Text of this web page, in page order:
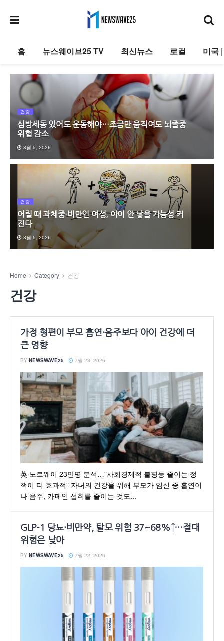
홈 뉴스웨이브25 TV 최신뉴스 로컬 미국
건강
심방세동 있어도 운동해야…조금만 움직여도 뇌졸중
위험 감소
8월 5, 2026
건강
어릴 때 과체중·비만인 여성, 아이 안 낳을 가능성 커
진다
8월 5, 2026
Home Category 건강
건강
가정 형편이 부모 흡연·음주보다 아이 건강에 더
큰 영향
BY NEWSWAVE25 7월 23, 2026
英·노르웨이 23만명 분석…"사회경제적 불평등 줄이는 정
책이 더 효과적" 자녀의 건강을 위해 부모가 임신 중 흡연이
나 음주, 카페인 섭취를 줄이는 것도...
GLP-1 당뇨·비만약, 탈모 위험 37~68%↑…절대
위험은 낮아
BY NEWSWAVE25 7월 22, 2026